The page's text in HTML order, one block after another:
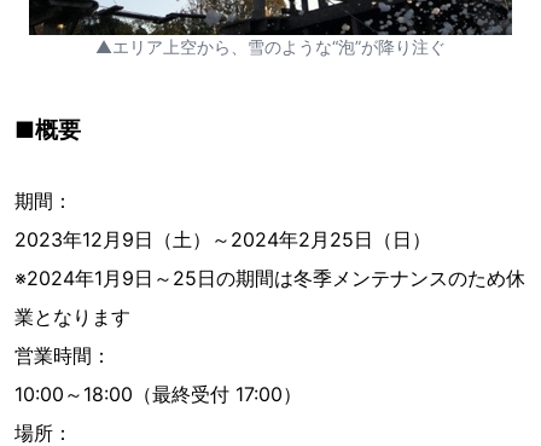
▲エリア上空から、雪のような“泡”が降り注ぐ
■概要
期間：
2023年12月9日（土）～2024年2月25日（日）
※2024年1月9日～25日の期間は冬季メンテナンスのため休
業となります
営業時間：
10:00～18:00（最終受付 17:00）
場所：